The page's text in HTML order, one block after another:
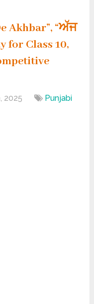
Akhbar”, “ਅੱਜ
for Class 10,
2025
Punjabi